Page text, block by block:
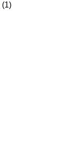
(1)